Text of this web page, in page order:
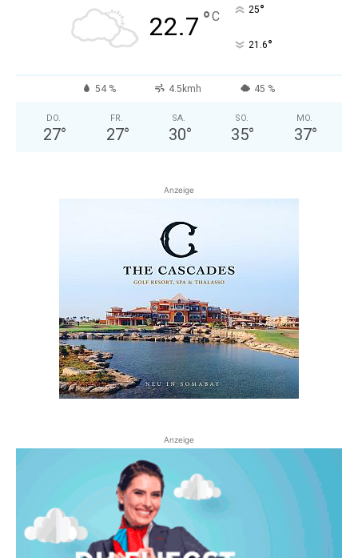
22.7 °C 25°
21.6°
54 % 4.5kmh 45 %
DO.
27°
FR.
27°
SA.
30°
SO.
35°
MO.
37°
Anzeige
Anzeige